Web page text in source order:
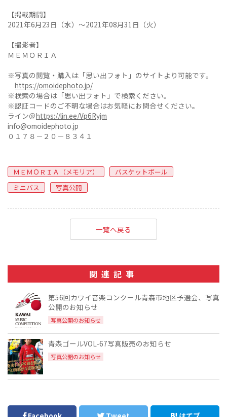
【掲載期間】
2021年6月23日（水）～2021年08月31日（火）
【撮影者】
ＭＥＭＯＲＩＡ
※写真の閲覧・購入は「思い出フォト」のサイトより可能です。
https://omoidephoto.jp/
※検索の場合は「思い出フォト」で検索ください。
※認証コードのご不明な場合はお気軽にお問合せください。
ライン＠https://lin.ee/Vp6Ryjm
info@omoidephoto.jp
０１７８－２０－８３４１
ＭＥＭＯＲＩＡ（メモリア）
バスケットボール
ミニバス
写真公開
一覧へ戻る
関連記事
第56回カワイ音楽コンクール青森市地区予選会、写真
公開のお知らせ
写真公開のお知らせ
青森ゴールVOL-67写真販売のお知らせ
写真公開のお知らせ